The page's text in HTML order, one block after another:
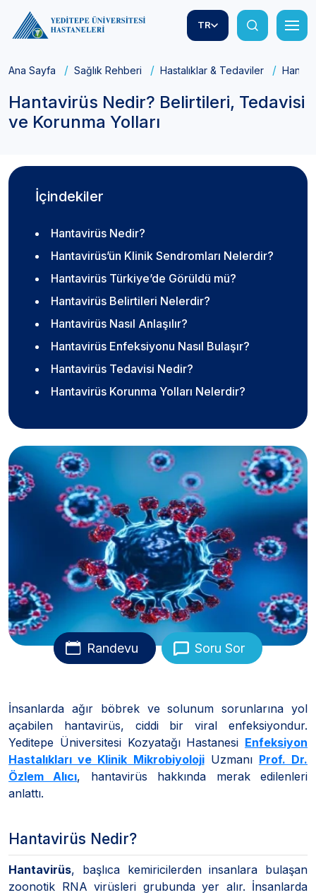
TR
Ana Sayfa Sağlık Rehberi Hastalıklar & Tedaviler
Hantavirüs Nedir? Belirtileri, Tedavisi
ve Korunma Yolları
İçindekiler
Hantavirüs Nedir?
Hantavirüs’ün Klinik Sendromları Nelerdir?
Hantavirüs Türkiye’de Görüldü mü?
Hantavirüs Belirtileri Nelerdir?
Hantavirüs Nasıl Anlaşılır?
Hantavirüs Enfeksiyonu Nasıl Bulaşır?
Hantavirüs Tedavisi Nedir?
Hantavirüs Korunma Yolları Nelerdir?
Randevu Soru Sor
İnsanlarda ağır böbrek ve solunum sorunlarına yol
açabilen hantavirüs, ciddi bir viral enfeksiyondur.
Yeditepe Üniversitesi Kozyatağı Hastanesi Enfeksiyon
Hastalıkları ve Klinik MikrobiyolojiUzmanı Prof. Dr.
Özlem Alıcı, hantavirüs hakkında merak edilenleri
anlattı.
Hantavirüs Nedir?
Hantavirüs, başlıca kemiricilerden insanlara bulaşan
zoonotik RNA virüsleri grubunda yer alır. İnsanlarda